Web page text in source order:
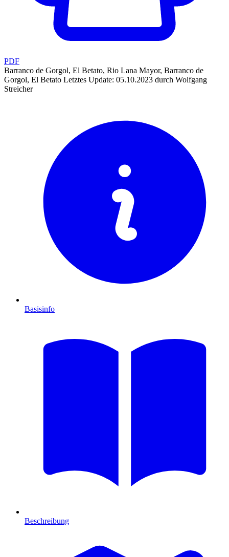
PDF
Barranco de Gorgol, El Betato, Rio Lana Mayor, Barranco de
Gorgol, El Betato Letztes Update: 05.10.2023 durch Wolfgang
Streicher
Basisinfo
Beschreibung